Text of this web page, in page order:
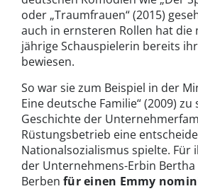
oder „Traumfrauen“ (2015)
auch in ernsteren Rollen hat die
jährige Schauspielerin bereits
bewiesen.
So war sie zum Beispiel in der
Eine deutsche Familie“ (2009)
Geschichte der
Rüstungsbetrieb eine
Nationalsozialismus spielte. Für
der Unternehmens-Erbin
Berben für einen Emmy